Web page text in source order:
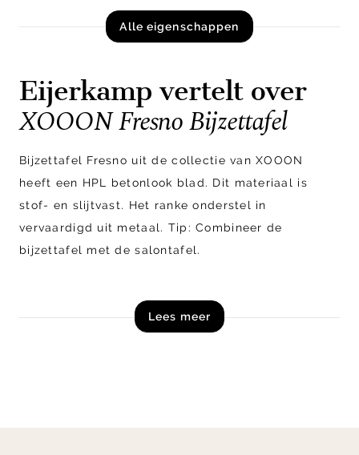
Alle eigenschappen
Eijerkamp vertelt over
XOOON Fresno Bijzettafel
Bijzettafel Fresno uit de collectie van XOOON
heeft een HPL betonlook blad. Dit materiaal is
stof- en slijtvast. Het ranke onderstel in
vervaardigd uit metaal. Tip: Combineer de
bijzettafel met de salontafel.
bijzettafel van XOOON online!
Lees meer